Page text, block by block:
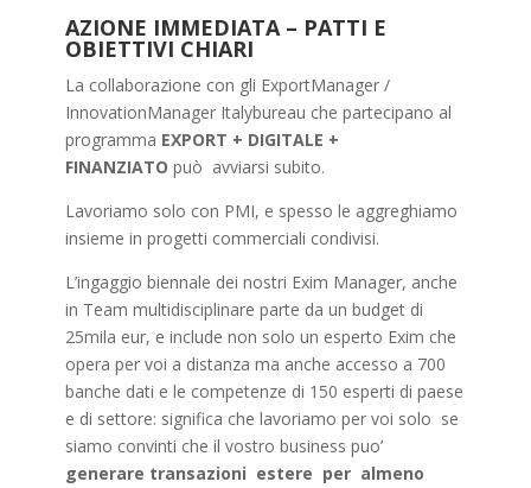
AZIONE IMMEDIATA – PATTI E
OBIETTIVI CHIARI
La collaborazione con gli ExportManager /
InnovationManager Italybureau che partecipano al
programma EXPORT + DIGITALE +
FINANZIATO può avviarsi subito.
Lavoriamo solo con PMI, e spesso le aggreghiamo
insieme in progetti commerciali condivisi.
L’ingaggio biennale dei nostri Exim Manager, anche
in Team multidisciplinare parte da un budget di
25mila eur, e include non solo un esperto Exim che
opera per voi a distanza ma anche accesso a 700
banche dati e le competenze di 150 esperti di paese
e di settore: significa che lavoriamo per voi solo se
siamo convinti che il vostro business puo’
generare transazioni estere per almeno